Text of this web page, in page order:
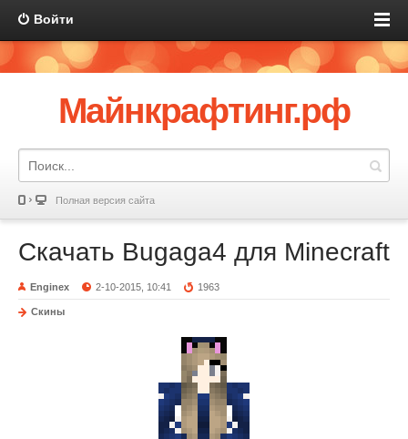
Войти
Майнкрафтинг.рф
Полная версия сайта
Скачать Bugaga4 для Minecraft
Enginex 2-10-2015, 10:41 1963
Скины